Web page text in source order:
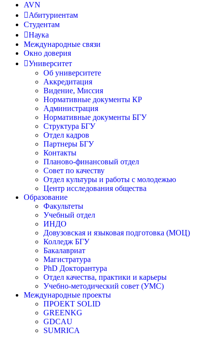
AVN
Абитуриентам
Студентам
Наука
Международные связи
Окно доверия
Университет
Об университете
Аккредитация
Видение, Миссия
Нормативные документы КР
Администрация
Нормативные документы БГУ
Структура БГУ
Отдел кадров
Партнеры БГУ
Контакты
Планово-финансовый отдел
Совет по качеству
Отдел культуры и работы с молодежью
Центр исследования общества
Образование
Факультеты
Учебный отдел
ИНДО
Довузовская и языковая подготовка (МОЦ)
Колледж БГУ
Бакалавриат
Магистратура
PhD Докторантура
Отдел качества, практики и карьеры
Учебно-методический совет (УМС)
Международные проекты
ПРОЕКТ SOLID
GREENKG
GDCAU
SUMRICA